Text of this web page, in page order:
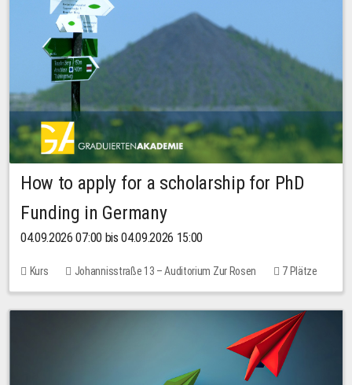
How to apply for a scholarship for PhD
Funding in Germany
04.09.2026 07:00 bis 04.09.2026 15:00
Kurs Johannisstraße 13 – Auditorium Zur Rosen
7 Plätze
10,00 EUR